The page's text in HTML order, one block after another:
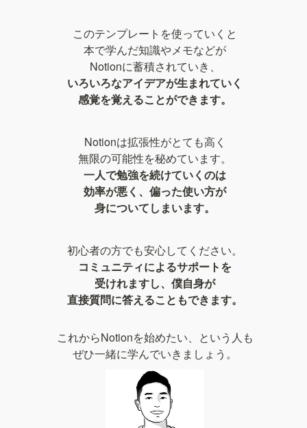
このテンプレートを使っていくと
本で学んだ知識やメモなどが
いろいろなアイデアが生まれていく
感覚を覚えることができます。
Notionは拡張性がとても高く
一人で勉強を続けていくのは
効率が悪く、偏った使い方が
身についてしまいます。
コミュニティによるサポートを
受けれますし、僕自身が
直接質問に答えることもできます。
これからNotionを始めたい、という人も
ぜひ一緒に学んでいきましょう。